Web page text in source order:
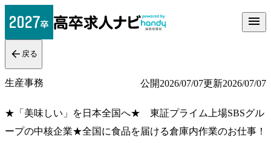
戻る
生産事務 公開2026/07/07更新2026/07/07
★「美味しい」を日本全国へ★ 東証プライム上場SBSグル
ープの中核企業★全国に食品を届ける倉庫内作業のお仕事！